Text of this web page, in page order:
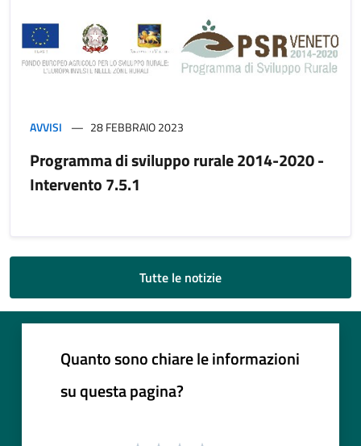
AVVISI 28 FEBBRAIO 2023
Programma di sviluppo rurale 2014-2020 -
Intervento 7.5.1
Tutte le notizie
Quanto sono chiare le informazioni
su questa pagina?